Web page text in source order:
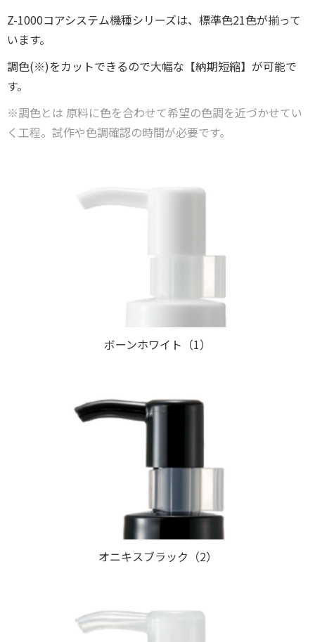
Z-1000コアシステム機種シリーズは、標準色21色が揃って
います。
調色(※)をカットできるので大幅な【納期短縮】が可能で
す。
※調色とは 原料に色を合わせて希望の色調を近づかせてい
く工程。試作や色調確認の時間が必要です。
ボーンホワイト（1）
オニキスブラック（2）